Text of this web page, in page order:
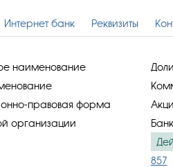
Интернет банк Реквизиты
наименование
правовая форма
организации
Банк
857